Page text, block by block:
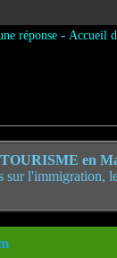
réponse- Accueil
TOURISME en
sur l'immigration,